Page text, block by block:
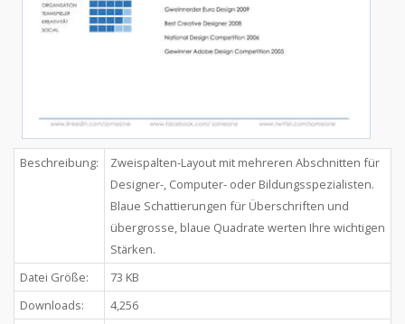
Beschreibung:
Zweispalten-Layout mit mehreren Abschnitten für
Designer-, Computer- oder Bildungsspezialisten.
Blaue Schattierungen für Überschriften und
übergrosse, blaue Quadrate werten Ihre wichtigen
Stärken.
Datei Größe:
73 KB
Downloads:
4,256